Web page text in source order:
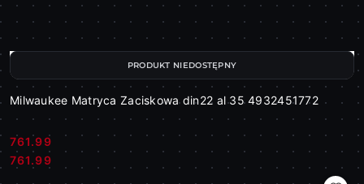
Milwaukee Matryca Zaciskowa din22 al 35 4932451772
Cena:
761.99
Cena:
761.99
PRODUKT NIEDOSTĘPNY